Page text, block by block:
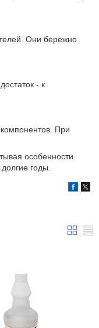
Они бережно
- к
При
особенности
годы.